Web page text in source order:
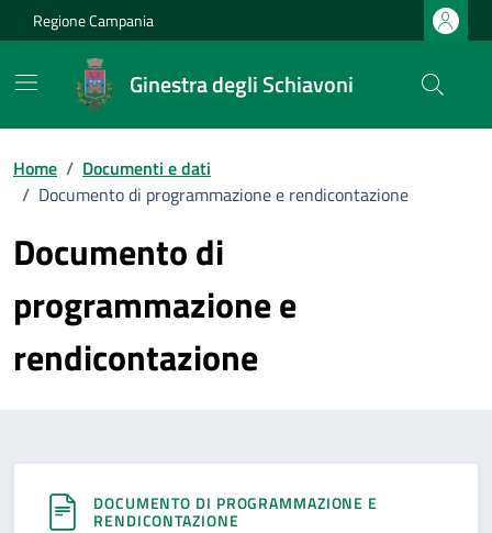
Vai ai contenuti
Vai al footer
Regione Campania
Ginestra degli Schiavoni
Home / Documenti e dati
/ Documento di programmazione e rendicontazione
Documento di
programmazione e
rendicontazione
DOCUMENTO DI PROGRAMMAZIONE E
RENDICONTAZIONE